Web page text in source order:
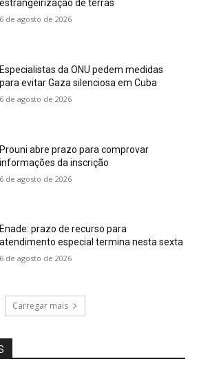
estrangeirização de terras
6 de agosto de 2026
Especialistas da ONU pedem medidas
para evitar Gaza silenciosa em Cuba
6 de agosto de 2026
Prouni abre prazo para comprovar
informações da inscrição
6 de agosto de 2026
Enade: prazo de recurso para
atendimento especial termina nesta sexta
6 de agosto de 2026
Carregar mais